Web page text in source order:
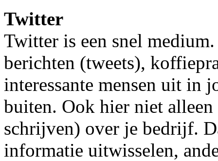
Twitter
Twitter is een snel
berichten (tweets),
interessante mensen uit in
buiten. Ook hier niet
schrijven) over je bedrijf.
informatie uitwisselen,